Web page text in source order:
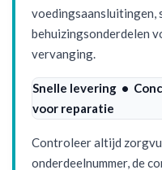
voedingsaansluitingen,
behuizingsonderdelen
vervanging.
Snelle levering •
voor reparatie
Controleer altijd
onderdeelnummer, de